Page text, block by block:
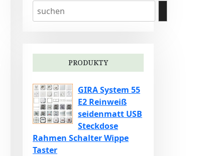
PRODUKTY
GIRA System 55
E2 Reinweiß
seidenmatt USB
Steckdose
Rahmen Schalter Wippe
Taster